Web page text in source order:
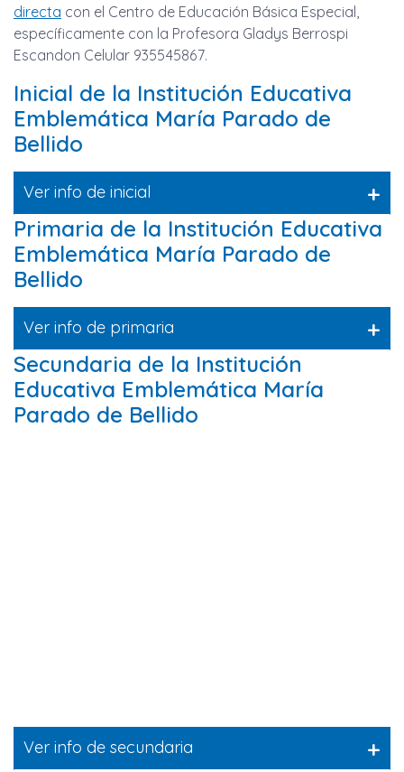
directa con el Centro de Educación Básica Especial,
específicamente con la Profesora Gladys Berrospi
Escandon Celular 935545867.
Inicial de la Institución Educativa
Emblemática María Parado de
Bellido
Ver info de inicial +
Primaria de la Institución Educativa
Emblemática María Parado de
Bellido
Ver info de primaria +
Secundaria de la Institución
Educativa Emblemática María
Parado de Bellido
Ver info de secundaria +